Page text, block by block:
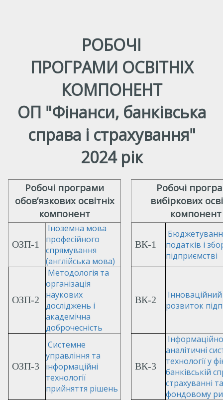
РОБОЧІ
ПРОГРАМИ ОСВІТНІХ
КОМПОНЕНТ
ОП "Фінанси, банківська
справа і страхування"
2024 рік
Робочі програми
обов’язкових освітніх
компонент
Робочі
вибіркових
компонент
ОЗП-1
Іноземна мова
професійного
спрямування
(англійська мова)
ВК-1
податків і
підприємстві
ОЗП-2
Методологія та
організація
наукових
досліджень і
академічна
доброчесність
ВК-2
Інноваційний
розвиток
ОЗП-3
Системне
управління та
інформаційні
технології
прийняття рішень
ВК-3
аналітичні
технології у
банківській
страхуванні
фондовому